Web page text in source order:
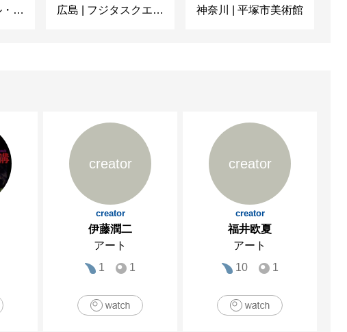
館
広島
フジタスクエアまるくる大野
神奈川
平塚市美術館
creator
creator
伊藤潤二
アート
1
1
creator
creator
福井欧夏
アート
10
1